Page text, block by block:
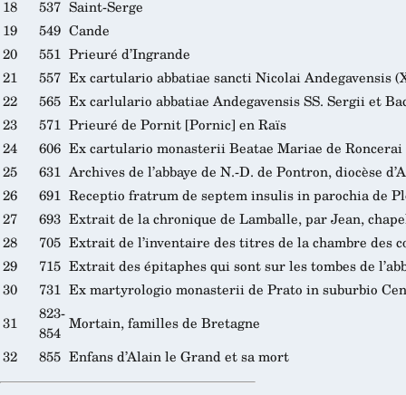
18 537 Saint-Serge
19
549 Cande
20
551 Prieuré d’Ingrande
21
557 Ex cartulario abbatiae sancti Nicolai Andegavensis
22
565 Ex carlulario abbatiae Andegavensis SS. Sergii et
23
571 Prieuré de Pornit [Pornic] en Raïs
24
606 Ex cartulario monasterii Beatae Mariae de
25
631 Archives de l’abbaye de N.-D. de Pontron, diocèse
26
691 Receptio fratrum de septem insulis in parochia de
27
693 Extrait de la chronique de Lamballe, par Jean,
28
705 Extrait de l’inventaire des titres de la chambre des
29
715 Extrait des épitaphes qui sont sur les tombes de
30
731 Ex martyrologio monasterii de Prato in suburbio
31
823-
854 Mortain, familles de Bretagne
32
855 Enfans d’Alain le Grand et sa mort